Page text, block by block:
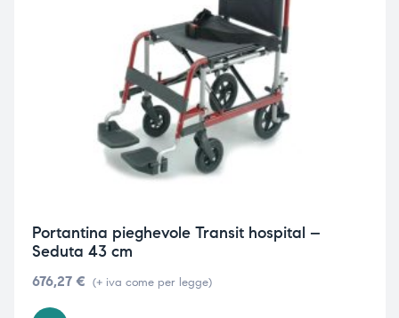
Portantina pieghevole Transit hospital –
Seduta 43 cm
676,27 € (+ iva come per legge)